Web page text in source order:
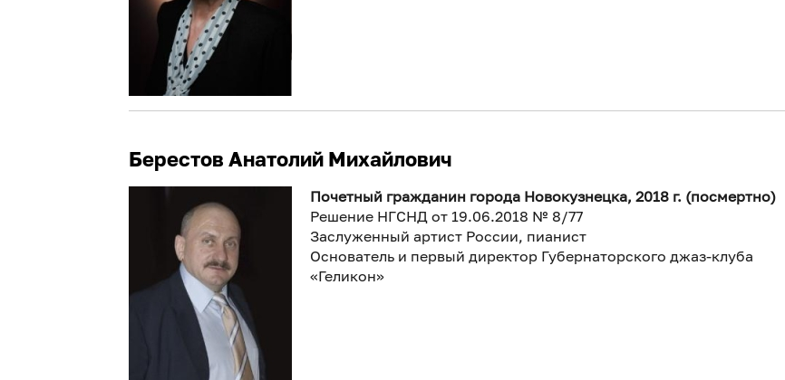
Берестов Анатолий Михайлович
Почетный гражданин города Новокузнецка, 2018 г. (посмертно)
Решение НГСНД от 19.06.2018 № 8/77
Заслуженный артист России, пианист
Основатель и первый директор Губернаторского джаз-клуба
«Геликон»